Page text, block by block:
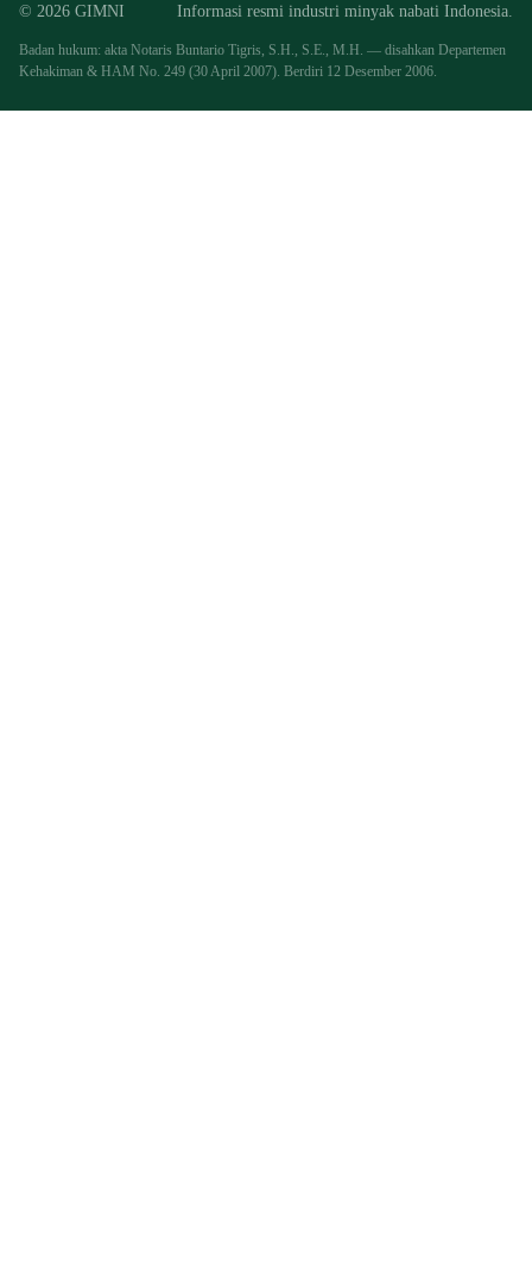
© 2026 GIMNI Informasi resmi industri minyak nabati Indonesia.
Badan hukum: akta Notaris Buntario Tigris, S.H., S.E., M.H. — disahkan Departemen
Kehakiman & HAM No. 249 (30 April 2007). Berdiri 12 Desember 2006.